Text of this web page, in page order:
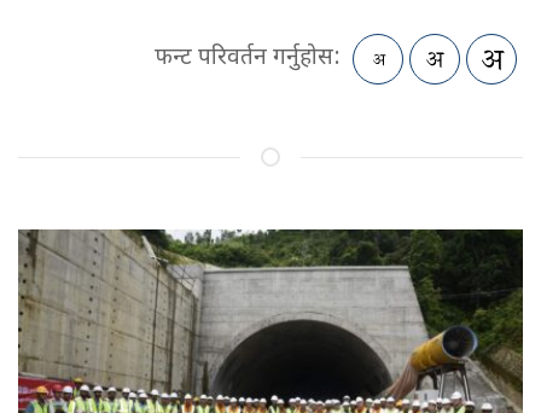
फन्ट परिवर्तन गर्नुहोस: